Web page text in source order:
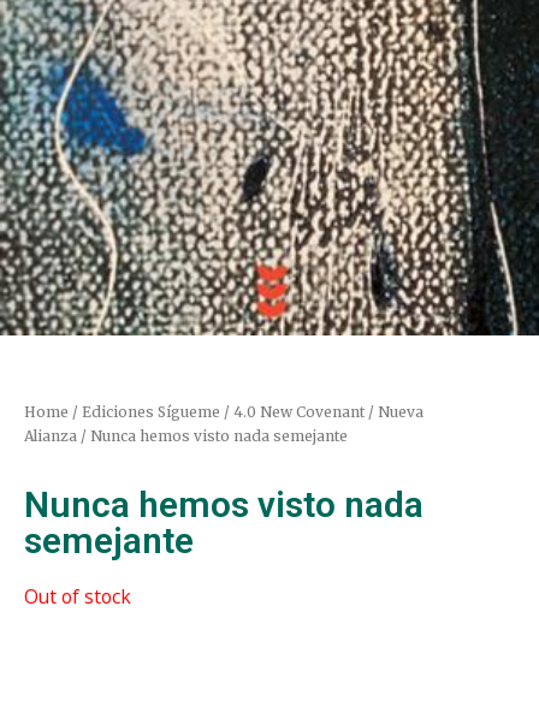
Home / Ediciones Sígueme / 4.0 New Covenant / Nueva
Alianza / Nunca hemos visto nada semejante
Nunca hemos visto nada
semejante
Out of stock